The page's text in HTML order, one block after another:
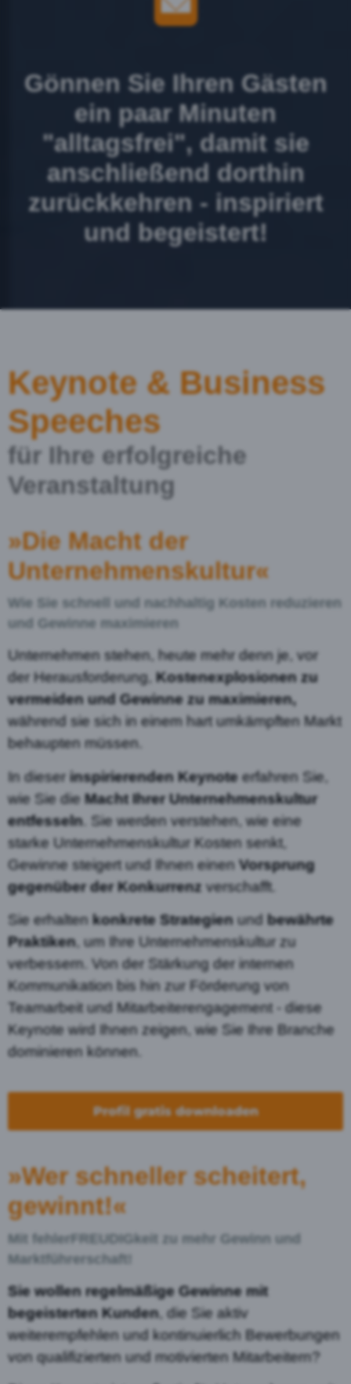
Gönnen Sie Ihren Gästen
ein paar Minuten
"alltagsfrei", damit sie
anschließend dorthin
zurückkehren - inspiriert
und begeistert!
Keynote & Business
Speeches
für Ihre erfolgreiche
Veranstaltung
»Die Macht der
Unternehmenskultur«
Wie Sie schnell und nachhaltig Kosten reduzieren
und Gewinne maximieren
Unternehmen stehen, heute mehr denn je, vor
der Herausforderung, Kostenexplosionen zu
vermeiden und Gewinne zu maximieren,
während sie sich in einem hart umkämpften Markt
behaupten müssen.
In dieser inspirierenden Keynoteerfahren Sie,
wie Sie die Macht Ihrer Unternehmenskultur
entfesseln. Sie werden verstehen, wie eine
starke Unternehmenskultur Kosten senkt,
Gewinne steigert und Ihnen einenVorsprung
gegenüber der Konkurrenz verschafft.
Sie erhalten konkrete Strategien und bewährte
Praktiken, um Ihre Unternehmenskultur zu
verbessern. Von der Stärkung der internen
Kommunikation bis hin zur Förderung von
Teamarbeit und Mitarbeiterengagement - diese
Keynote wird Ihnen zeigen, wie Sie Ihre Branche
dominieren können.
Profil gratis downloaden
»Wer schneller scheitert,
gewinnt!«
Mit fehlerFREUDIGkeit zu mehr Gewinn und
Marktführerschaft!
Sie wollen regelmäßige Gewinne mit
begeisterten Kunden, die Sie aktiv
weiterempfehlen und kontinuierlich Bewerbungen
von qualifizierten und motivierten Mitarbeitern?